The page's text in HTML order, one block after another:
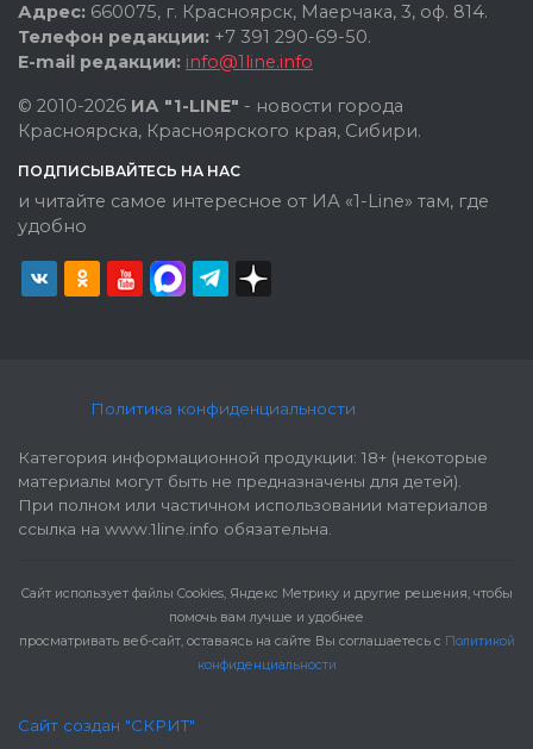
Адрес: 660075, г. Красноярск, Маерчака, 3, оф. 814.
Телефон редакции: +7 391 290-69-50.
E-mail редакции: info@1line.info
© 2010-2026 ИА "1-LINE" - новости города
Красноярска, Красноярского края, Сибири.
ПОДПИСЫВАЙТЕСЬ НА НАС
и читайте самое интересное от ИА «1-Line» там, где
удобно
Политика конфиденциальности
Категория информационной продукции: 18+ (некоторые
материалы могут быть не предназначены для детей).
При полном или частичном использовании материалов
ссылка на www.1line.info обязательна.
Cайт использует файлы Cookies, Яндекс Метрику и другие решения, чтобы
помочь вам лучше и удобнее
просматривать веб-сайт, оставаясь на сайте Вы соглашаетесь с Политикой
конфиденциальности
Сайт создан "СКРИТ"